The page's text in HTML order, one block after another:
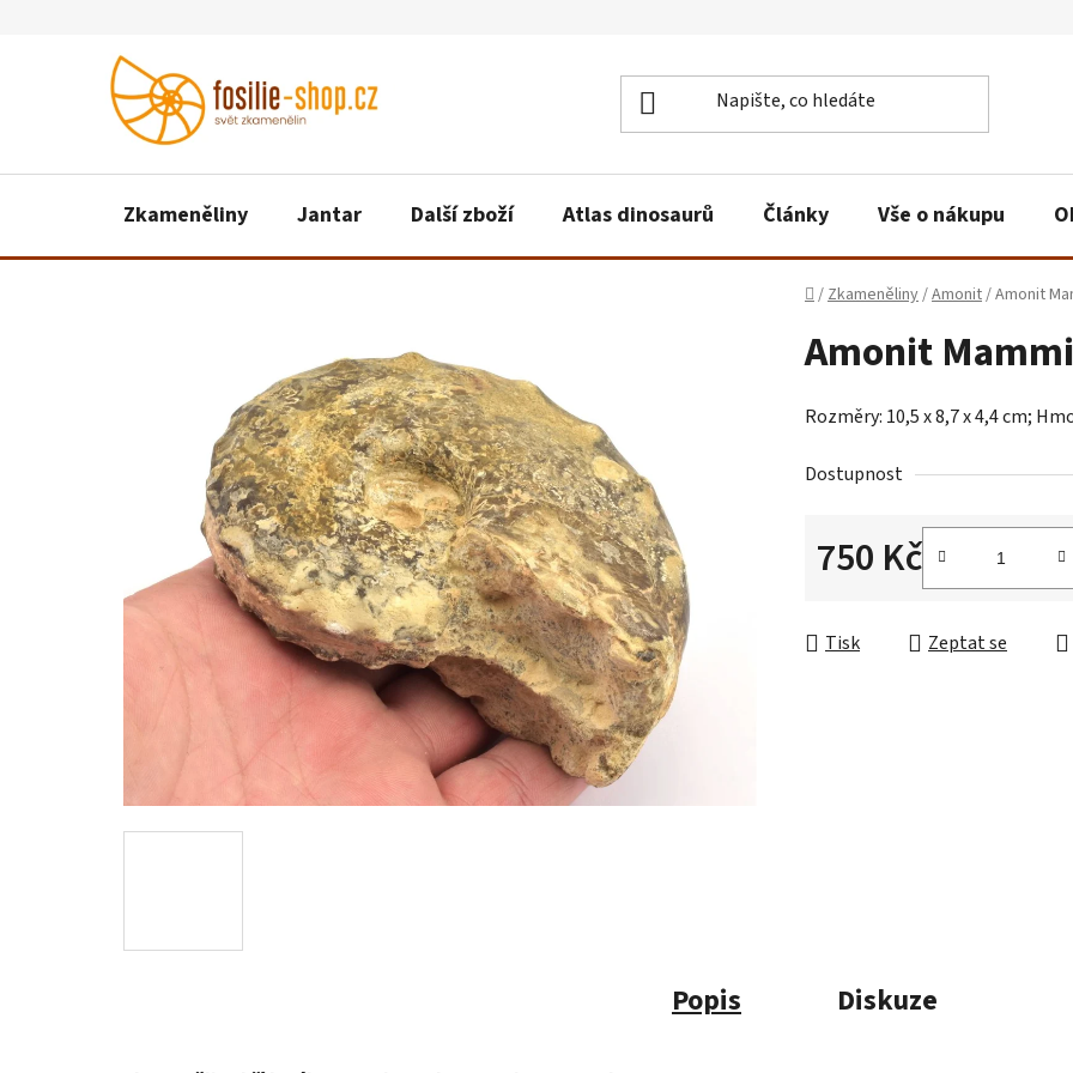
Zkameněliny Jantar Další zboží Atlas dinosaurů Články Vše o nákupu
Domů
/Zkameněliny/Amonit/Amonit
Amonit
Rozměry: 10,5 x 8,7 x 4,4 cm;
Dostupnost
750 Kč
Tisk Zeptat se
Popis Diskuze